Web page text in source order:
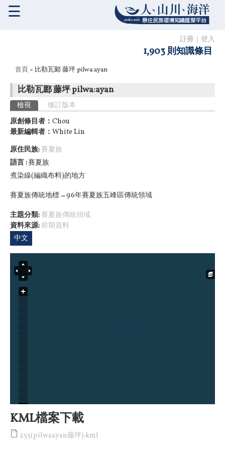
註冊 登入
1,903 則知識條目
☰
您在這裡
首頁 » 比勒瓦郾 藤坪 pilwa:ayan
比勒瓦郾 藤坪 pilwa:ayan
主要索引標籤
檢視 (作用中頁籤)
修訂版本
原創條目者： Chou
最新編輯者： White Lin
原住民族: 賽夏族
語言 賽夏族
煮染線(編織布料)的地方
賽夏族傳統地標→96年賽夏族五峰區傳統領域
主題分類: 賽夏族傳統領域
資料來源:前期資料
中文
KML檔案下載
255(pilwaayan藤坪).kml